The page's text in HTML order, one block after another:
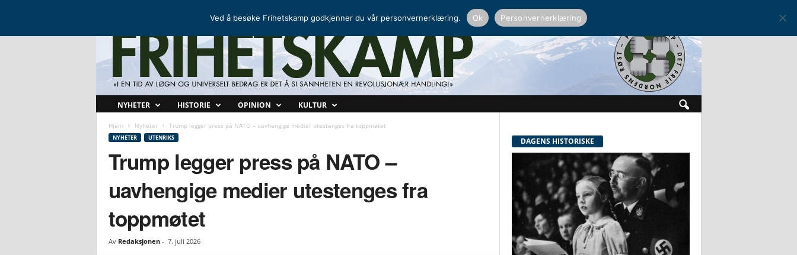
r
NYHETER HISTORIE OPINION KULTUR
Hjem Nyheter Trump legger press på NATO – uavhengige medier utestenges fra toppmøtet
NYHETER UTENRIKS
Trump legger press på NATO –
uavhengige medier utestenges fra
toppmøtet
Av Redaksjonen- 7. juli 2026
DAGENS HISTORISKE
Ved å besøke Frihetskamp godkjenner du vår personvernerklæring. Ok Personvernerklæring